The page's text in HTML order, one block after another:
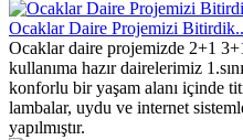
Ocaklar Daire Projemizi
Ocaklar daire projemizde 2+1
kullanıma hazır dairelerimiz
konforlu bir yaşam alanı içinde
lambalar, uydu ve internet
yapılmıştır.